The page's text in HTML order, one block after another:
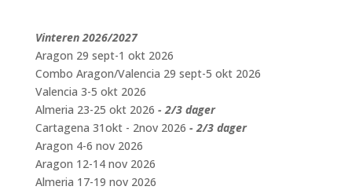
Vinteren 2026/2027
Aragon 29 sept-1 okt 2026
Combo Aragon/Valencia 29 sept-5 okt 2026
Valencia 3-5 okt 2026
Almeria 23-25 okt 2026 - 2/3 dager
Cartagena 31okt - 2nov 2026 - 2/3 dager
Aragon 4-6 nov 2026
Aragon 12-14 nov 2026
Almeria 17-19 nov 2026